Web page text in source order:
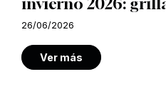
26/06/2026
Ver más